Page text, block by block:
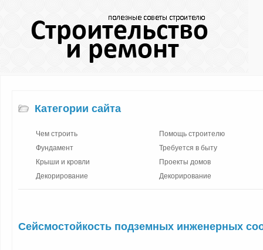
Категории сайта
Чем строить
Фундамент
Крыши и кровли
Декорирование
Помощь строителю
Требуется в быту
Проекты домов
Декорирование
Сейсмостойкость подземных инженерных